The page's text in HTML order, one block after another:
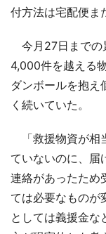
付方法は宅配便ま
今月27日までの
4,000件を越える
ダンボールを抱え
く続いていた。
「救援物資が相
ていないのに、届
連絡があったため
ては必要なものが
としては義援金な